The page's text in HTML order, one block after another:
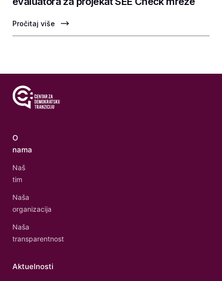
Pročitaj više
O
nama
Naš
tim
Naša
organizacija
Naša
transparentnost
Aktuelnosti